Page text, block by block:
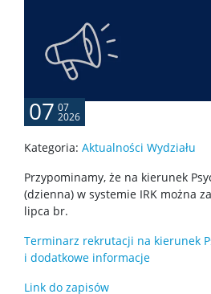
Informator studencki
Rejestracje na zajęcia
Specjalizacje
Nostryfikacja dyplomu
Harmonogram sesji
07 07
2026
Kategoria: Aktualności Wydziału
Przypominamy, że na kierunek
(dzienna) w systemie IRK można
lipca br.
Terminarz rekrutacji na kierunek
i dodatkowe informacje
Link do zapisów